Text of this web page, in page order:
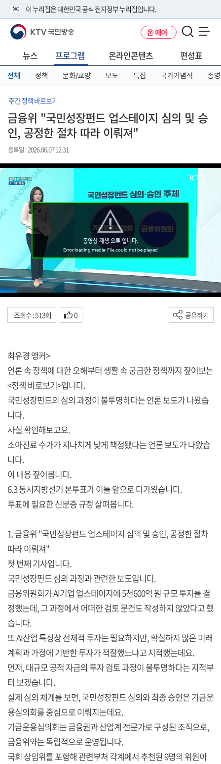
이 누리집은 대한민국 공식 전자정부 누리집입니다.
공식 누리집 주소 확인하기
니다.
이밖에 or.kr 또는 .kr등 다른 도메인 주소를 사용하고 있다면 아래 URL에
서 도메인 주소를 확인해 보세요
KTV 국민방송 온 에어
뉴스 프로그램 온라인콘텐츠 편성표
전체 정책 문화/교양 보도 특집 국가기념식 종영
주간 정책 바로보기
금융위 "국민성장펀드 업스테이지 심의 및 승
인, 공정한 절차 따라 이뤄져"
등록일 : 2026.06.07 12:31
조회수 : 513회 0 공유하기
최유경 앵커>
언론 속 정책에 대한 오해부터 생활 속 궁금한 정책까지 짚어보는
<정책 바로보기>입니다.
국민성장펀드의 심의 과정이 불투명하다는 언론 보도가 나왔습
니다.
사실 확인해보고요.
소아진료 수가가 지나치게 낮게 책정됐다는 언론 보도가 나왔습
니다.
이 내용 짚어봅니다.
6.3 동시지방선거 본투표가 이틀 앞으로 다가왔습니다.
투표에 필요한 신분증 규정 살펴봅니다.
1. 금융위 "국민성장펀드 업스테이지 심의 및 승인, 공정한 절차
따라 이뤄져"
첫 번째 기사입니다.
국민성장펀드 심의 과정과 관련한 보도입니다.
금융위원회가 AI기업 업스테이지에 5천600억 원 규모 투자를 결
정했는데, 그 과정에서 어떠한 검토 문건도 작성하지 않았다고 했
습니다.
또 AI산업 특성상 선제적 투자는 필요하지만, 확실하지 않은 미래
계획과 가정에 기반한 투자가 적절했느냐고 지적했는데요.
먼저, 대규모 공적 자금의 투자 검토 과정이 불투명하다는 지적부
터 보겠습니다.
실제 심의 체계를 보면, 국민성장펀드 심의와 최종 승인은 기금운
용심의회를 중심으로 이뤄지는데요.
기금운용심의회는 금융권과 산업계 전문가로 구성된 조직으로,
금융위와는 독립적으로 운영됩니다.
국회 상임위를 포함해 관련부처 각계에서 추천된 9명의 위원이